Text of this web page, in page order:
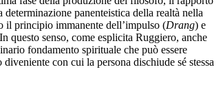
panenteistica della realtà nella
il principio immanente dell’impulso (Drang) e
questo senso, come esplicita Ruggiero, anche
fondamento spirituale che può essere
con cui la persona dischiude sé stessa